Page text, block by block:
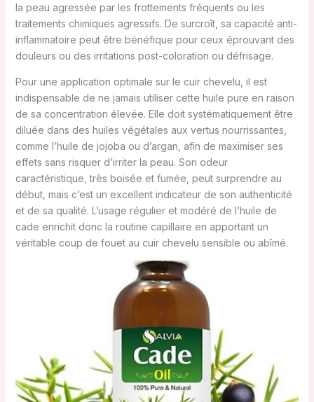
la peau agressée par les frottements fréquents ou les
traitements chimiques agressifs. De surcroît, sa capacité anti-
inflammatoire peut être bénéfique pour ceux éprouvant des
douleurs ou des irritations post-coloration ou défrisage.
Pour une application optimale sur le cuir chevelu, il est
indispensable de ne jamais utiliser cette huile pure en raison
de sa concentration élevée. Elle doit systématiquement être
diluée dans des huiles végétales aux vertus nourrissantes,
comme l’huile de jojoba ou d’argan, afin de maximiser ses
effets sans risquer d’irriter la peau. Son odeur
caractéristique, très boisée et fumée, peut surprendre au
début, mais c’est un excellent indicateur de son authenticité
et de sa qualité. L’usage régulier et modéré de l’huile de
cade enrichit donc la routine capillaire en apportant un
véritable coup de fouet au cuir chevelu sensible ou abîmé.